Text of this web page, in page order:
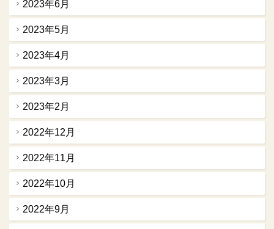
2023年6月
2023年5月
2023年4月
2023年3月
2023年2月
2022年12月
2022年11月
2022年10月
2022年9月